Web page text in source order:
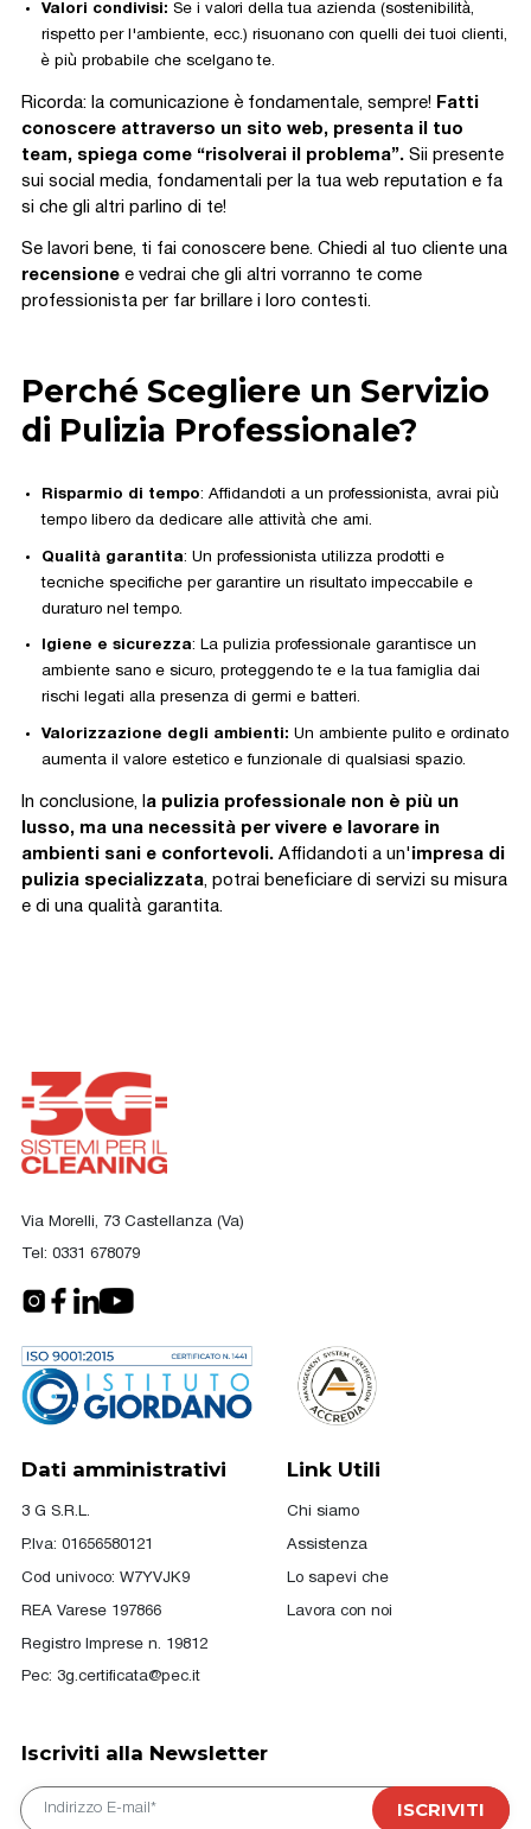
Valori condivisi:Se i valori della tua azienda (sostenibilità,
rispetto per l'ambiente, ecc.) risuonano con quelli dei tuoi clienti,
è più probabile che scelgano te.
Ricorda: la comunicazione è fondamentale, sempre! Fatti
conoscere attraverso un sito web, presenta il tuo
team, spiega come “risolverai il problema”. Sii presente
sui social media, fondamentali per la tua web reputation e fa
si che gli altri parlino di te!
Se lavori bene, ti fai conoscere bene. Chiedi al tuo cliente una
recensionee vedrai che gli altri vorranno te come
professionista per far brillare i loro contesti.
Perché Scegliere un Servizio
di Pulizia Professionale?
Risparmio di tempo: Affidandoti a un professionista, avrai più
tempo libero da dedicare alle attività che ami.
Qualità garantita: Un professionista utilizza prodotti e
tecniche specifiche per garantire un risultato impeccabile e
duraturo nel tempo.
Igiene e sicurezza: La pulizia professionale garantisce un
ambiente sano e sicuro, proteggendo te e la tua famiglia dai
rischi legati alla presenza di germi e batteri.
Valorizzazione degli ambienti: Un ambiente pulito e ordinato
aumenta il valore estetico e funzionale di qualsiasi spazio.
In conclusione, l
a pulizia professionale non è più un
lusso, ma una necessità per vivere e lavorare in
ambienti sani e confortevoli. Affidandoti a un' impresa di
pulizia specializzata, potrai beneficiare di servizi su misura
e di una qualità garantita.
Via Morelli, 73 Castellanza (Va)
Tel: 0331 678079
Dati amministrativi
3 G S.R.L.
P.Iva: 01656580121
Cod univoco: W7YVJK9
REA Varese 197866
Registro Imprese n. 19812
Pec: 3g.certificata@pec.it
Link Utili
Chi siamo
Assistenza
Lo sapevi che
Lavora con noi
Iscriviti alla Newsletter
E-mail
ISCRIVITI